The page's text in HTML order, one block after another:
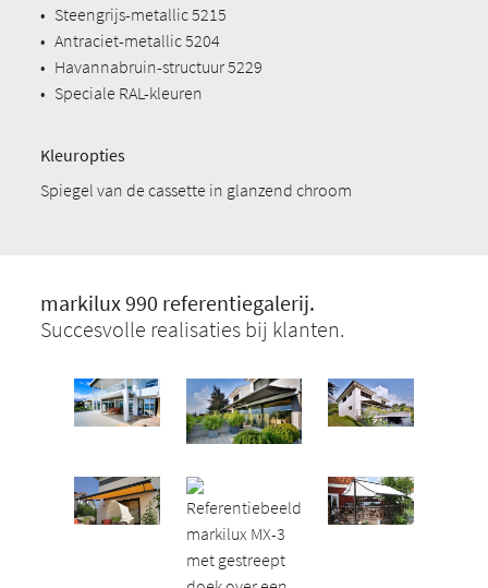
• Steengrijs-metallic 5215
• Antraciet-metallic 5204
• Havannabruin-structuur 5229
• Speciale RAL-kleuren
Kleuropties
Spiegel van de cassette in glanzend chroom
markilux 990 referentiegalerij.
Succesvolle realisaties bij klanten.